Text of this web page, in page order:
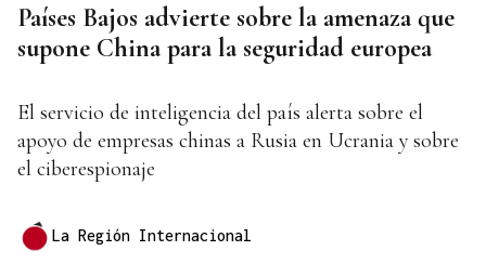
Países Bajos advierte sobre la amenaza que
supone China para la seguridad europea
El servicio de inteligencia del país alerta sobre el
apoyo de empresas chinas a Rusia en Ucrania y sobre
el ciberespionaje
La Región Internacional